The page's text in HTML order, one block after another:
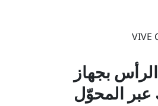
VIVE
بجهاز
عبر المحوّل